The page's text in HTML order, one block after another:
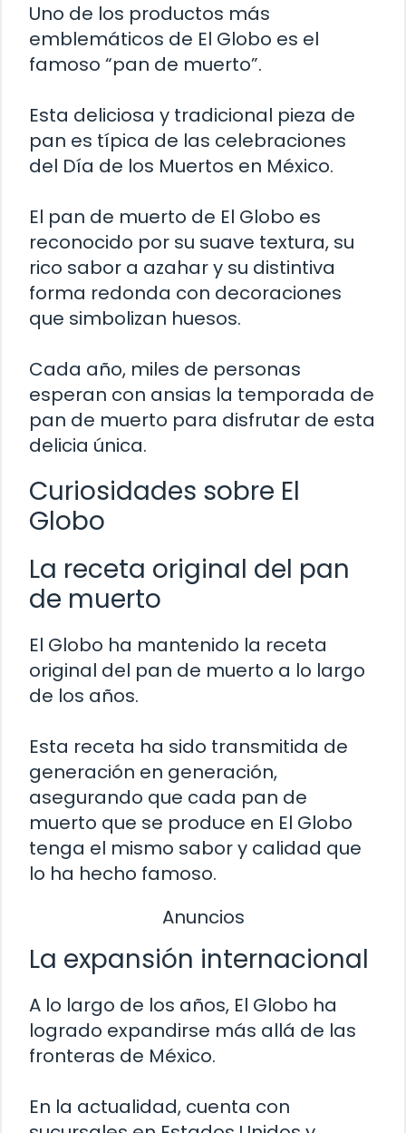
Uno de los productos más
emblemáticos de El Globo es el
famoso “pan de muerto”.
Esta deliciosa y tradicional pieza de
pan es típica de las celebraciones
del Día de los Muertos en México.
El pan de muerto de El Globo es
reconocido por su suave textura, su
rico sabor a azahar y su distintiva
forma redonda con decoraciones
que simbolizan huesos.
Cada año, miles de personas
esperan con ansias la temporada de
pan de muerto para disfrutar de esta
delicia única.
Curiosidades sobre El
Globo
La receta original del pan
de muerto
El Globo ha mantenido la receta
original del pan de muerto a lo largo
de los años.
Esta receta ha sido transmitida de
generación en generación,
asegurando que cada pan de
muerto que se produce en El Globo
tenga el mismo sabor y calidad que
lo ha hecho famoso.
Anuncios
La expansión internacional
A lo largo de los años, El Globo ha
logrado expandirse más allá de las
fronteras de México.
En la actualidad, cuenta con